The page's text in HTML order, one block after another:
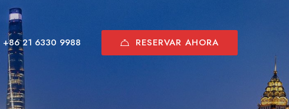
+86 21 6330 9988 RESERVAR AHORA